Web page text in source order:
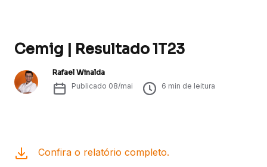
Cemig | Resultado 1T23
Rafael Winalda
Publicado 08/mai 6 min de leitura
Confira o relatório completo.